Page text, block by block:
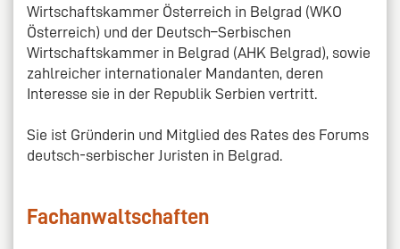
Wirtschaftskammer Österreich in Belgrad (WKO
Österreich) und der Deutsch–Serbischen
Wirtschaftskammer in Belgrad (AHK Belgrad), sowie
zahlreicher internationaler Mandanten, deren
Interesse sie in der Republik Serbien vertritt.
Sie ist Gründerin und Mitglied des Rates des Forums
deutsch-serbischer Juristen in Belgrad.
Fachanwaltschaften